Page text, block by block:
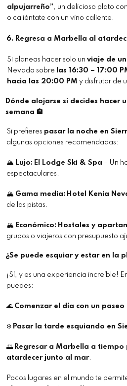
alpujarreño” , un delicioso plato
o caliéntate con un vino caliente.
6. Regresa a Marbella al
Si planeas hacer solo un viaje de
Nevada sobre
las 16:30 – 17:00
hacia las 20:00 PM y disfrutar de
Dónde alojarse si decides hacer
semana 🏨
Si prefieres pasar la noche en
algunas opciones recomendadas:
🏔 Lujo: El Lodge Ski & Spa – Un
espectaculares.
🏔 Gama media: Hotel Kenia
de las pistas.
🏔 Económico: Hostales y
grupos o viajeros con presupuesto
¿Se puede esquiar y estar en la
¡Sí, y es una experiencia increíble!
puedes:
🌊 Comenzar el día con un
❄️ Pasar la tarde esquiando en
🌅 Regresar a Marbella a
atardecer junto al mar.
Pocos lugares en el mundo te